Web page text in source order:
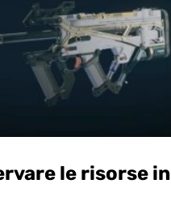
le risorse in